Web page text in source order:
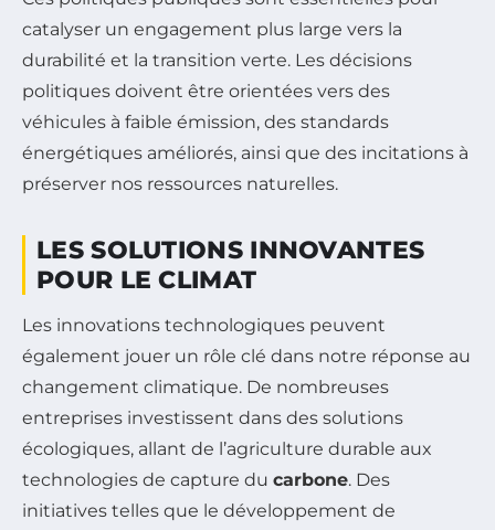
catalyser un engagement plus large vers la
durabilité et la transition verte. Les décisions
politiques doivent être orientées vers des
véhicules à faible émission, des standards
énergétiques améliorés, ainsi que des incitations à
préserver nos ressources naturelles.
LES SOLUTIONS INNOVANTES
POUR LE CLIMAT
Les innovations technologiques peuvent
également jouer un rôle clé dans notre réponse au
changement climatique. De nombreuses
entreprises investissent dans des solutions
écologiques, allant de l’agriculture durable aux
technologies de capture du carbone. Des
initiatives telles que le développement de